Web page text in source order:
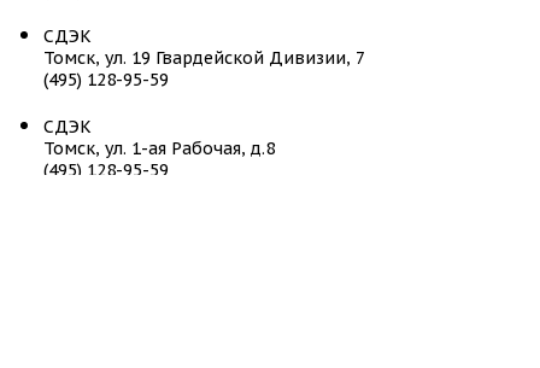
СДЭК
Томск, ул. 19 Гвардейской Дивизии, 7
(495) 128-95-59
СДЭК
Томск, ул. 1-ая Рабочая, д.8
(495) 128-95-59